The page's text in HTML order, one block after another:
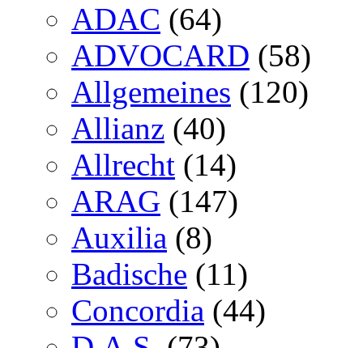
ADAC (64)
ADVOCARD (58)
Allgemeines (120)
Allianz (40)
Allrecht (14)
ARAG (147)
Auxilia (8)
Badische (11)
Concordia (44)